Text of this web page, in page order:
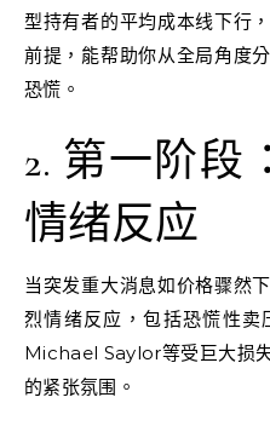
型持有者的平均成本线下行
前提，能帮助你从全局角度
恐慌。
2. 第一阶段
情绪反应
当突发重大消息如价格骤然
烈情绪反应，包括恐慌性
Michael Saylor等受巨大损
的紧张氛围。